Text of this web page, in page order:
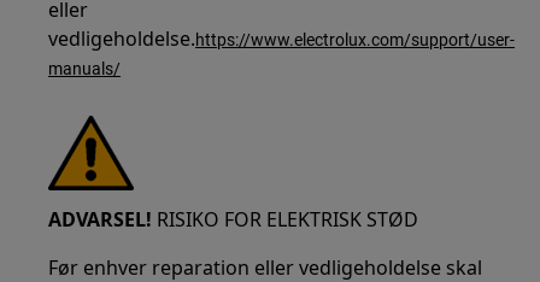
eller
vedligeholdelse.https://www.electrolux.com/support/user-
manuals/
ADVARSEL! RISIKO FOR ELEKTRISK STØD
Før enhver reparation eller vedligeholdelse skal